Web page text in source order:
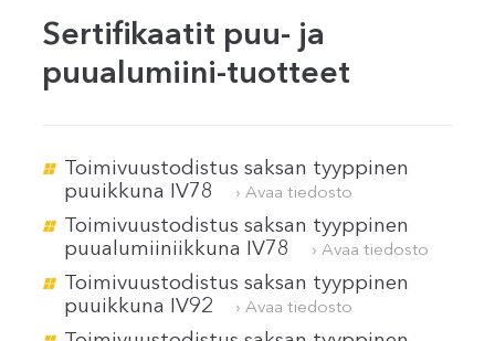
Sertifikaatit puu- ja
puualumiini-tuotteet
Toimivuustodistus saksan tyyppinen
puuikkuna IV78
› Avaa tiedosto
Toimivuustodistus saksan tyyppinen
puualumiiniikkuna IV78
› Avaa tiedosto
Toimivuustodistus saksan tyyppinen
puuikkuna IV92
› Avaa tiedosto